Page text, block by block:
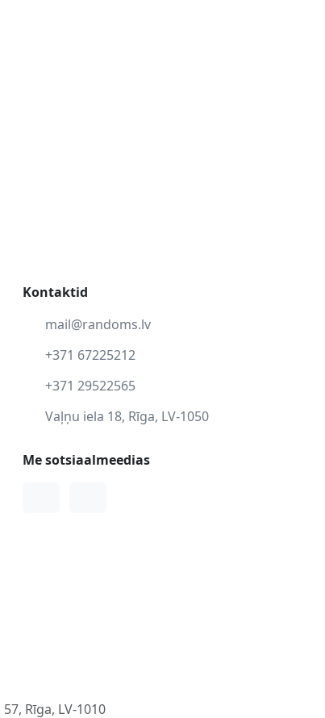
Kontaktid
mail@randoms.lv
+371 67225212
+371 29522565
Vaļņu iela 18, Rīga, LV-1050
Me sotsiaalmeedias
Rīga, LV-1010